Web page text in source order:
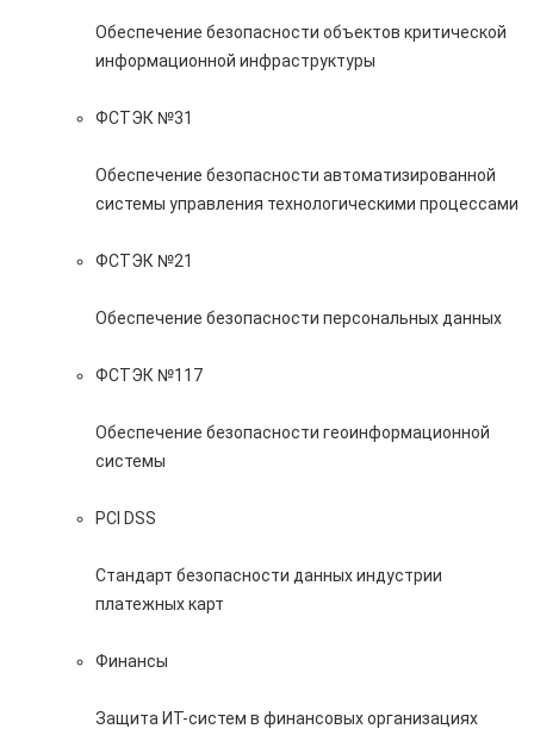
Обеспечение безопасности объектов критической
информационной инфраструктуры
ФСТЭК №31
Обеспечение безопасности автоматизированной
системы управления технологическими процессами
ФСТЭК №21
Обеспечение безопасности персональных данных
ФСТЭК №117
Обеспечение безопасности геоинформационной
системы
PCI DSS
Стандарт безопасности данных индустрии
платежных карт
Финансы
Защита ИТ-систем в финансовых организациях